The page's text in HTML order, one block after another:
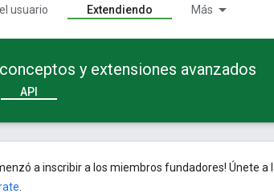
usuario Extendiendo Más
y extensiones avanzados
API
a inscribir a los miembros fundadores! Únete a